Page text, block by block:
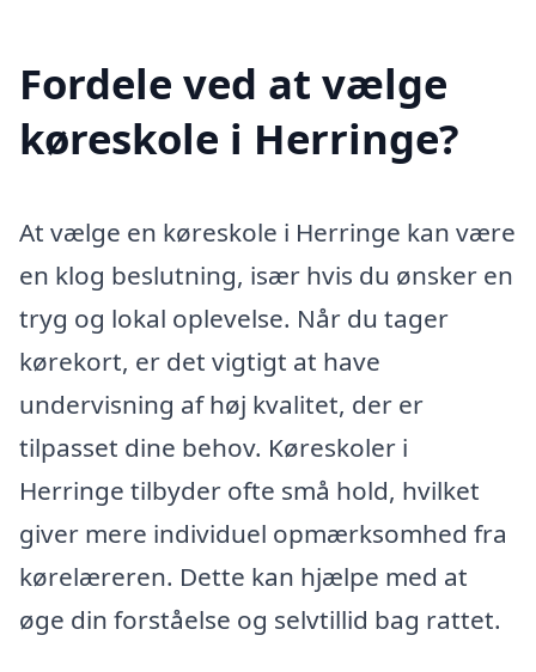
Fordele ved at vælge
køreskole i Herringe?
At vælge en køreskole i Herringe kan være
en klog beslutning, især hvis du ønsker en
tryg og lokal oplevelse. Når du tager
kørekort, er det vigtigt at have
undervisning af høj kvalitet, der er
tilpasset dine behov. Køreskoler i
Herringe tilbyder ofte små hold, hvilket
giver mere individuel opmærksomhed fra
kørelæreren. Dette kan hjælpe med at
øge din forståelse og selvtillid bag rattet.